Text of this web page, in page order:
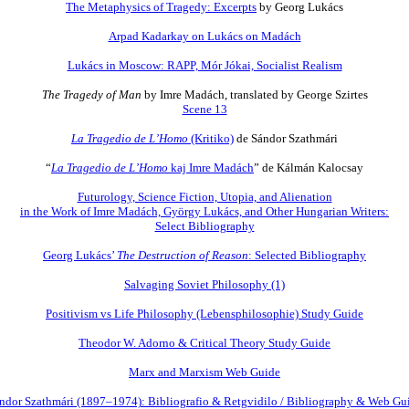
The Metaphysics of Tragedy: Excerpts by Georg Lukács
Arpad Kadarkay on Lukács on Madách
Lukács in Moscow: RAPP, Mór Jókai, Socialist Realism
The Tragedy of Man by Imre Madách, translated by George Szirtes
Scene 13
La Tragedio de L’Homo (Kritiko) de Sándor Szathmári
“La Tragedio de L’Homo kaj Imre Madách” de Kálmán Kalocsay
Futurology, Science Fiction, Utopia, and Alienation
in the Work of Imre Madách, György Lukács, and Other Hungarian Writers:
Select Bibliography
Georg Lukács’ The Destruction of Reason: Selected Bibliography
Salvaging Soviet Philosophy (1)
Positivism vs Life Philosophy (Lebensphilosophie) Study Guide
Theodor W. Adorno & Critical Theory Study Guide
Marx and Marxism Web Guide
Szathmári (1897–1974): Bibliografio & Retgvidilo / Bibliography & Web